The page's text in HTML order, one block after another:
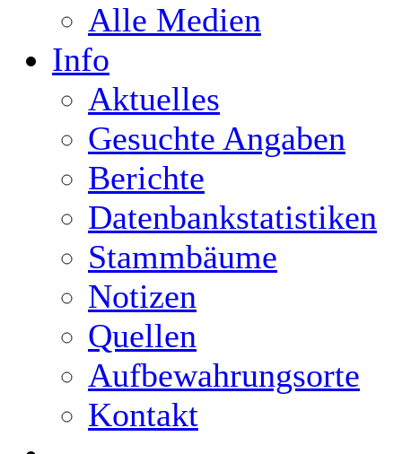
Alle Medien
Info
Aktuelles
Gesuchte Angaben
Berichte
Datenbankstatistiken
Stammbäume
Notizen
Quellen
Aufbewahrungsorte
Kontakt